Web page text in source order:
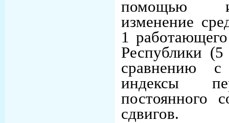
помощью
изменение
1
Республики
сравнению
индексы
постоянного
сдвигов.